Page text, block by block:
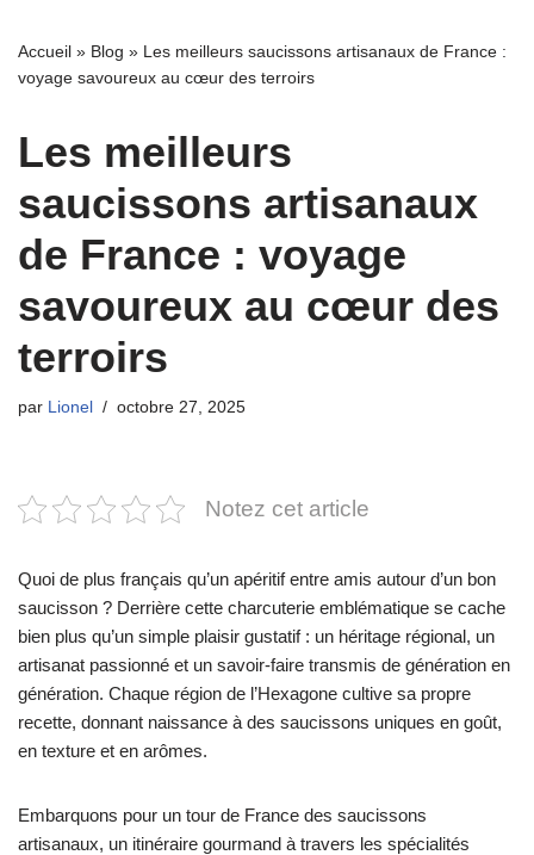
Accueil » Blog » Les meilleurs saucissons artisanaux de France :
voyage savoureux au cœur des terroirs
Les meilleurs
saucissons artisanaux
de France : voyage
savoureux au cœur des
terroirs
par Lionel octobre 27, 2025
Notez cet article
Quoi de plus français qu’un apéritif entre amis autour d’un bon
saucisson ? Derrière cette charcuterie emblématique se cache
bien plus qu’un simple plaisir gustatif : un héritage régional, un
artisanat passionné et un savoir-faire transmis de génération en
génération. Chaque région de l’Hexagone cultive sa propre
recette, donnant naissance à des saucissons uniques en goût,
en texture et en arômes.
Embarquons pour un tour de France des saucissons
artisanaux, un itinéraire gourmand à travers les spécialités